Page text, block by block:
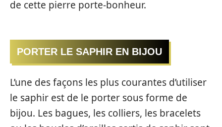
de cette pierre porte-bonheur.
PORTER LE SAPHIR EN BIJOU
L’une des façons les plus courantes d’utiliser
le saphir est de le porter sous forme de
bijou. Les bagues, les colliers, les bracelets